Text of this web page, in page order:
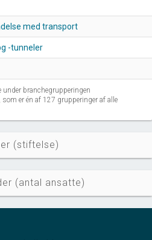
med transport
-tunneler
under branchegrupperingen
er én af 127 grupperinger af alle
(stiftelse)
(antal ansatte)